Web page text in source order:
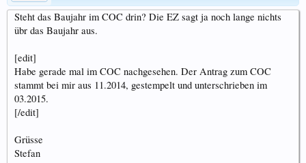
Steht das Baujahr im COC drin? Die EZ sagt ja noch lange nichts
übr das Baujahr aus.
[edit]
Habe gerade mal im COC nachgesehen. Der Antrag zum COC
stammt bei mir aus 11.2014, gestempelt und unterschrieben im
03.2015.
[/edit]
Grüsse
Stefan